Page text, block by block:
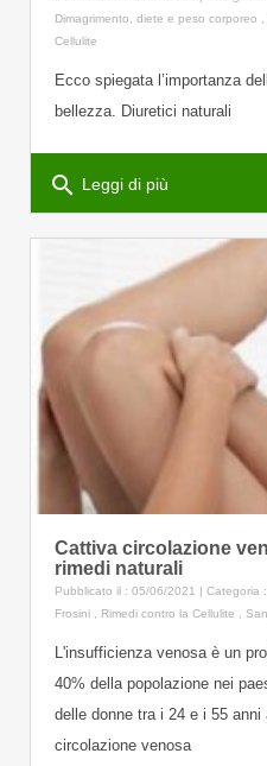
Dimagrimento, diete e peso corporeo ,
Cellulite
Ecco spiegata l’importanza
bellezza. Diuretici naturali
search Leggi di più
Cattiva circolazione
rimedi naturali
Pubblicato il : 05/06/2021 | Categoria :
Frosini , Rimedi contro la Cellulite ,
L'insufficienza venosa è un
40% della popolazione nei
delle donne tra i 24 e i 55
circolazione venosa